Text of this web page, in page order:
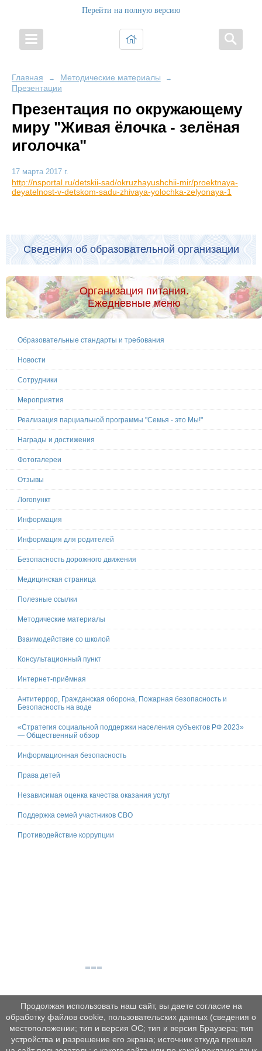
Перейти на полную версию
Главная → Методические материалы →
Презентации
Презентация по окружающему
миру "Живая ёлочка - зелёная
иголочка"
17 марта 2017 г.
http://nsportal.ru/detskii-sad/okruzhayushchii-mir/proektnaya-
deyatelnost-v-detskom-sadu-zhivaya-yolochka-zelyonaya-1
Сведения об образовательной организации
Организация питания.
Ежедневные меню
Образовательные стандарты и требования
Новости
Сотрудники
Мероприятия
Реализация парциальной программы "Семья - это Мы!"
Награды и достижения
Фотогалереи
Отзывы
Логопункт
Информация
Информация для родителей
Безопасность дорожного движения
Медицинская страница
Полезные ссылки
Методические материалы
Взаимодействие со школой
Консультационный пункт
Интернет-приёмная
Антитеррор, Гражданская оборона, Пожарная безопасность и
Безопасность на воде
«Стратегия социальной поддержки населения субъектов РФ 2023»
— Общественный обзор
Информационная безопасность
Права детей
Независимая оценка качества оказания услуг
Поддержка семей участников СВО
Противодействие коррупции
Продолжая использовать наш сайт, вы даете согласие на
обработку файлов cookie, пользовательских данных (сведения о
местоположении; тип и версия ОС; тип и версия Браузера; тип
устройства и разрешение его экрана; источник откуда пришел